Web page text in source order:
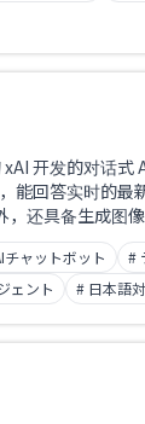
开发的对话式
回答实时的最
，还具备生成图
行任务的智能体
チャットボット
#
ェント # 日本語